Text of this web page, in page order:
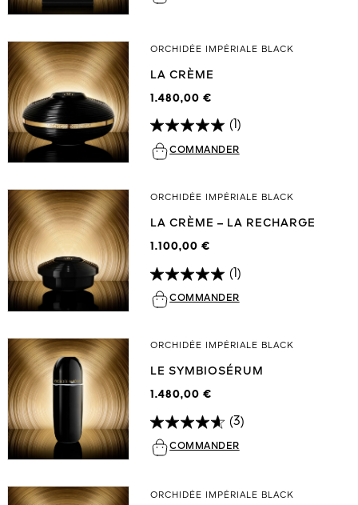
ORCHIDÉE IMPÉRIALE BLACK
LA CRÈME
1.480,00 €
(1)
COMMANDER
ORCHIDÉE IMPÉRIALE BLACK
LA CRÈME – LA RECHARGE
1.100,00 €
(1)
COMMANDER
ORCHIDÉE IMPÉRIALE BLACK
LE SYMBIOSÉRUM
1.480,00 €
(3)
COMMANDER
ORCHIDÉE IMPÉRIALE BLACK